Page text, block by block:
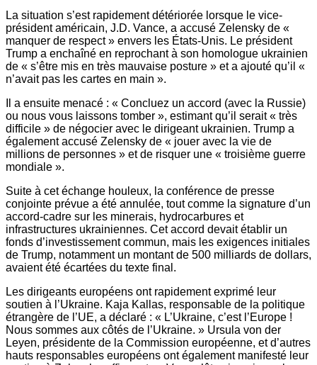
La situation s’est rapidement détériorée lorsque le vice-
président américain, J.D. Vance, a accusé Zelensky de «
manquer de respect » envers les États-Unis. Le président
Trump a enchaîné en reprochant à son homologue ukrainien
de « s’être mis en très mauvaise posture » et a ajouté qu’il «
n’avait pas les cartes en main ».
Il a ensuite menacé : « Concluez un accord (avec la Russie)
ou nous vous laissons tomber », estimant qu’il serait « très
difficile » de négocier avec le dirigeant ukrainien. Trump a
également accusé Zelensky de « jouer avec la vie de
millions de personnes » et de risquer une « troisième guerre
mondiale ».
Suite à cet échange houleux, la conférence de presse
conjointe prévue a été annulée, tout comme la signature d’un
accord-cadre sur les minerais, hydrocarbures et
infrastructures ukrainiennes. Cet accord devait établir un
fonds d’investissement commun, mais les exigences initiales
de Trump, notamment un montant de 500 milliards de dollars,
avaient été écartées du texte final.
Les dirigeants européens ont rapidement exprimé leur
soutien à l’Ukraine. Kaja Kallas, responsable de la politique
étrangère de l’UE, a déclaré : « L’Ukraine, c’est l’Europe !
Nous sommes aux côtés de l’Ukraine. » Ursula von der
Leyen, présidente de la Commission européenne, et d’autres
hauts responsables européens ont également manifesté leur